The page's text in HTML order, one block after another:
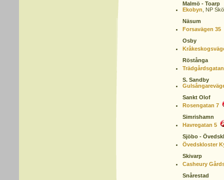
Malmö - Toarp
Ekobyn
NP
Näsum
Forsavägen 35
Osby
Röstånga
Trädgårdsgatan
S. Sandby
Sankt Olof
Rosengatan 7
Simrishamn
Havregatan 5
Sjöbo -
Övedskloster
Skivarp
Casheury
Snårestad